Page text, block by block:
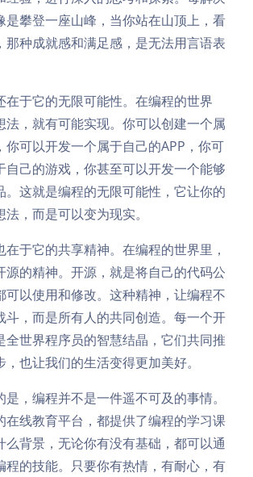
是攀登一座山峰，当你站在山顶上，看
那种成就感和满足感，是无法用言语表
在于它的无限可能性。在编程的世界
法，就有可能实现。你可以创建一个属
你可以开发一个属于自己的APP，你可
自己的游戏，你甚至可以开发一个能够
。这就是编程的无限可能性，它让你的
，而是可以变为现实。
于它的共享精神。在编程的世界里，
源的精神。开源，就是将自己的代码公
可以使用和修改。这种精神，让编程不
斗，而是所有人的共同创造。每一个开
全世界程序员的智慧结晶，它们共同推
也让我们的生活变得更加美好。
，编程并不是一件遥不可及的事情。
在线教育平台，都提供了编程的学习课
么背景，无论你有没有基础，都可以通
程的技能。只要你有热情，有耐心，有